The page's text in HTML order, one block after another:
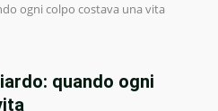
ogni colpo costava una vita
quando ogni